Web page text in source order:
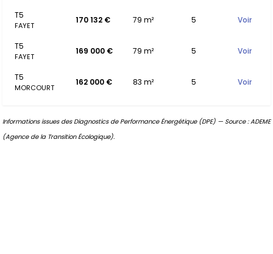
T5
FAYET
170 132 € 79 m² 5 Voir
T5
FAYET
169 000 € 79 m² 5 Voir
T5
MORCOURT
162 000 € 83 m² 5 Voir
Informations issues des Diagnostics de Performance Énergétique (DPE) — Source : ADEME
(Agence de la Transition Écologique).